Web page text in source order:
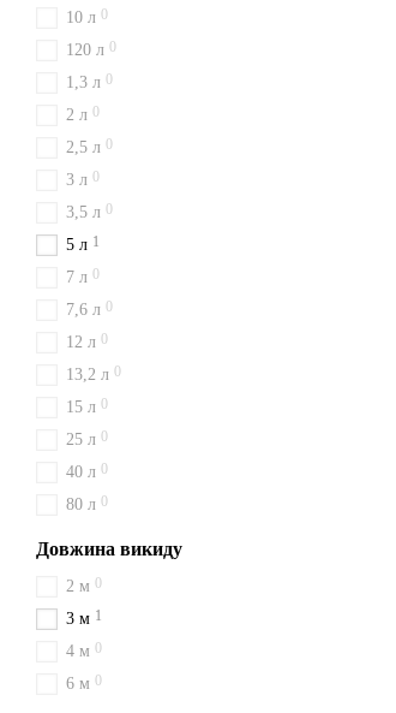
10 л 0
120 л 0
1,3 л 0
2 л 0
2,5 л 0
3 л 0
3,5 л 0
5 л 1
7 л 0
7,6 л 0
12 л 0
13,2 л 0
15 л 0
25 л 0
40 л 0
80 л 0
Довжина викиду
2 м 0
3 м 1
4 м 0
6 м 0